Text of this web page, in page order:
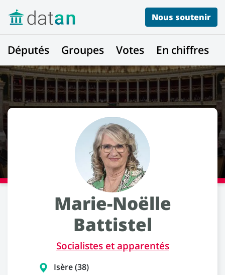
Nous soutenir
Députés Groupes Votes En chiffres
Marie-Noëlle
Battistel
Socialistes et apparentés
Isère (38)